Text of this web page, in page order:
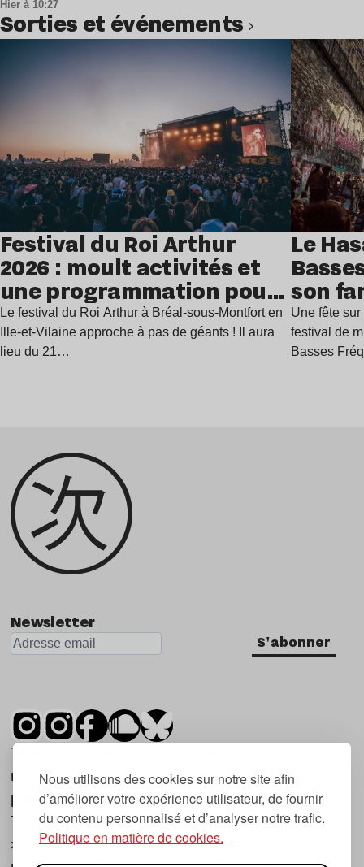
Nous utilisons des cookies sur notre site afin
d’améliorer votre expérience utilisateur, de fournir
du contenu personnalisé et d’analyser notre trafic.
Politique en matière de cookies.
Hier à 10:27
Sorties et événements
Festival du Roi Arthur
2026 : moult activités et
une programmation pour
festoyer
Le festival du Roi Arthur à Bréal-sous-Montfort en
Ille-et-Vilaine approche à pas de géants ! Il aura
lieu du 21…
Le
son
juillet
Une fête
festival de
Basses
Newsletter
S'abonner
Tsugi est un mensuel indépendant sur la
musique et les nouvelles tendances, dont la
première parution date de 2007.
Tsugi en japonais signifie « prochain », « suivant
», ce qui correspond à la thématique du